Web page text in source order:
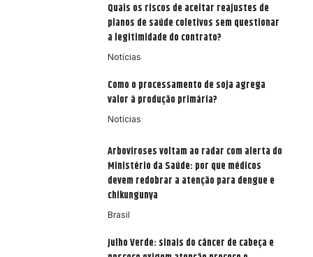
Quais os riscos de aceitar reajustes de
planos de saúde coletivos sem questionar
a legitimidade do contrato?
Notícias
Como o processamento de soja agrega
valor à produção primária?
Notícias
Arboviroses voltam ao radar com alerta do
Ministério da Saúde: por que médicos
devem redobrar a atenção para dengue e
chikungunya
Brasil
Julho Verde: sinais do câncer de cabeça e